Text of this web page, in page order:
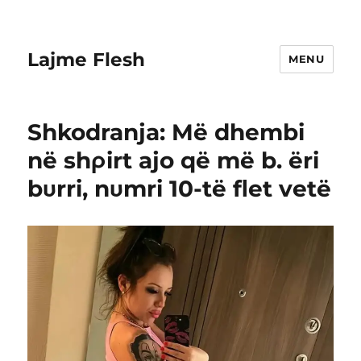
Lajme Flesh MENU
Shkodranja: Më dhembi
në shρirt ajo që më b. ëri
bυrri, nυmri 10-të fΙet vetë